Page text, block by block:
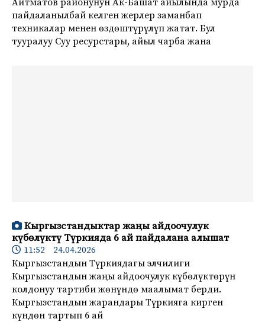
Айтматов районунун Ак-Башат айылында мурда
пайдаланылбай келген жерлер заманбап
техникалар менен өздөштүрүлүп жатат. Бул
тууралуу Суу ресурстары, айыл чарба жана
Кыргызстандыктар жаңы айдоочулук
күбөлүктү Түркияда 6 ай пайдалана алышат
11:52 24.04.2026
Кыргызстандын Түркиядагы элчилиги
Кыргызстандын жаңы айдоочулук күбөлүктөрүн
колдонуу тартиби жөнүндө маалымат берди.
Кыргызстандын жарандары Түркияга кирген
күндөн тартып 6 ай